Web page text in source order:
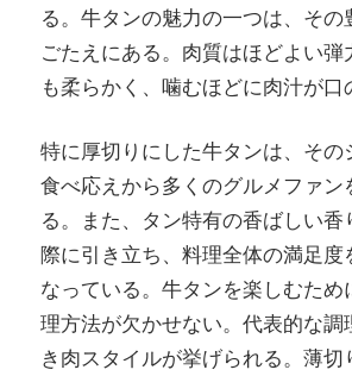
る。牛タンの魅力の一つは、そ
ごたえにある。肉質はほどよい弾
も柔らかく、噛むほどに肉汁が口
特に厚切りにした牛タンは、その
食べ応えから多くのグルメファン
る。また、タン特有の香ばしい香
際に引き立ち、料理全体の満足度
なっている。牛タンを楽しむため
理方法が欠かせない。代表的な
き肉スタイルが挙げられる。薄切